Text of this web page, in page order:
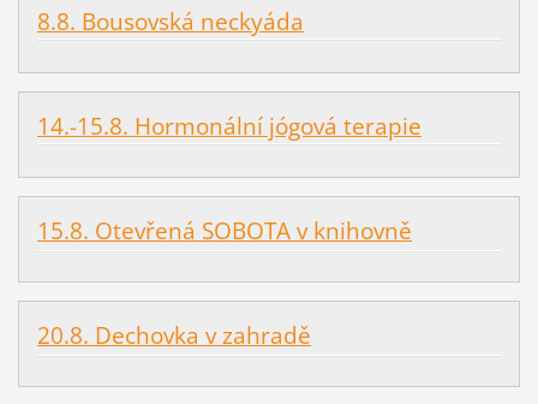
8.8. Bousovská neckyáda
14.-15.8. Hormonální jógová terapie
15.8. Otevřená SOBOTA v knihovně
20.8. Dechovka v zahradě